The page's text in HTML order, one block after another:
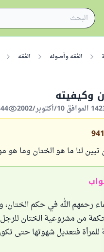
الفقه وأصوله الفقه
وكيفيته
لنا ما هو الختان وما هو
رحمهم الله في حكم
من مشروعية الختان
للمرأة فتعديل شهوتها حتى